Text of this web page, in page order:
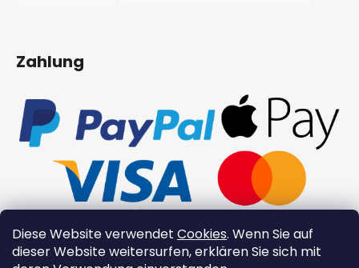
Diese Website verwendet Cookies. Wenn Sie auf
dieser Website weitersurfen, erklären Sie sich mit
Zahlung